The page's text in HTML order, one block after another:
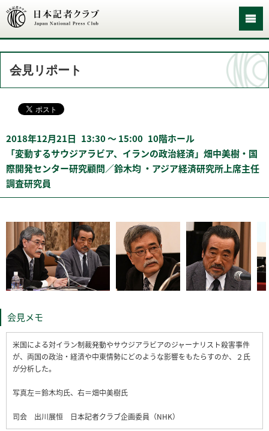
会見リポート
2018年12月21日 13:30 〜 15:00 10階ホール
「変動するサウジアラビア、イランの政治経済」畑中美樹・国
際開発センター研究顧問／鈴木均 ・アジア経済研究所上席主任
調査研究員
会見メモ
米国による対イラン制裁発動やサウジアラビアのジャーナリスト殺害事件
が、両国の政治・経済や中東情勢にどのような影響をもたらすのか、２氏
が分析した。
写真左＝鈴木均氏、右＝畑中美樹氏
司会 出川展恒 日本記者クラブ企画委員（NHK）